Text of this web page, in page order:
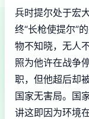
兵时提尔处于宏
终“长枪使提尔”
物不知晓，无人
照为他许在战争
职，但他超后却
国家无害局。国
讲这即因为环境